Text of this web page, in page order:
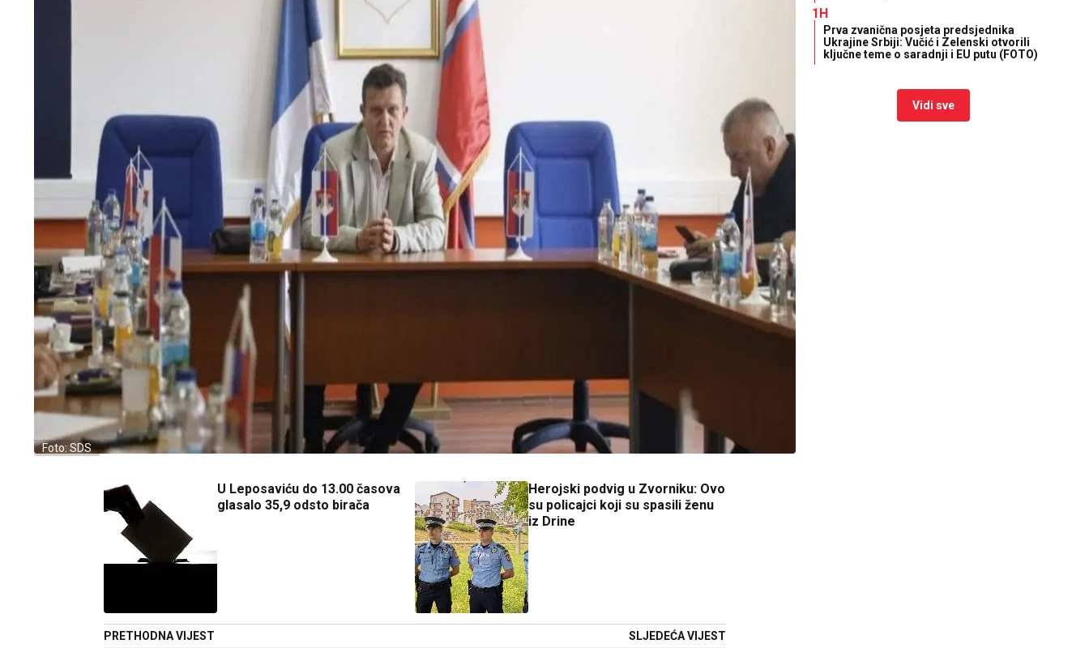
Foto: SDS
U Leposaviću do 13.00 časova
glasalo 35,9 odsto birača
PRETHODNA VIJEST
Herojski podvig u Zvorniku: Ovo
su policajci koji su spasili ženu
iz Drine
SLJEDEĆA VIJEST
1H
Prva zvanična posjeta predsjednika
Ukrajine Srbiji: Vučić i Zelenski otvorili
ključne teme o saradnji i EU putu (FOTO)
Vidi sve